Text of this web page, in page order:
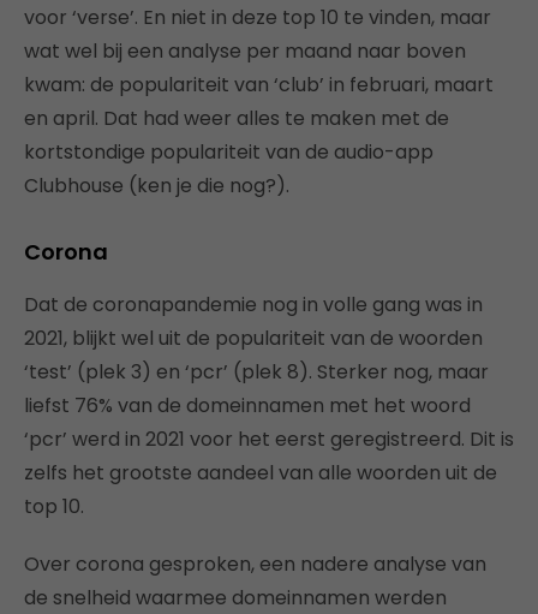
voor ‘verse’. En niet in deze top 10 te vinden, maar
wat wel bij een analyse per maand naar boven
kwam: de populariteit van ‘club’ in februari, maart
en april. Dat had weer alles te maken met de
kortstondige populariteit van de audio-app
Clubhouse (ken je die nog?).
Corona
Dat de coronapandemie nog in volle gang was in
2021, blijkt wel uit de populariteit van de woorden
‘test’ (plek 3) en ‘pcr’ (plek 8). Sterker nog, maar
liefst 76% van de domeinnamen met het woord
‘pcr’ werd in 2021 voor het eerst geregistreerd. Dit is
zelfs het grootste aandeel van alle woorden uit de
top 10.
Over corona gesproken, een nadere analyse van
de snelheid waarmee domeinnamen werden